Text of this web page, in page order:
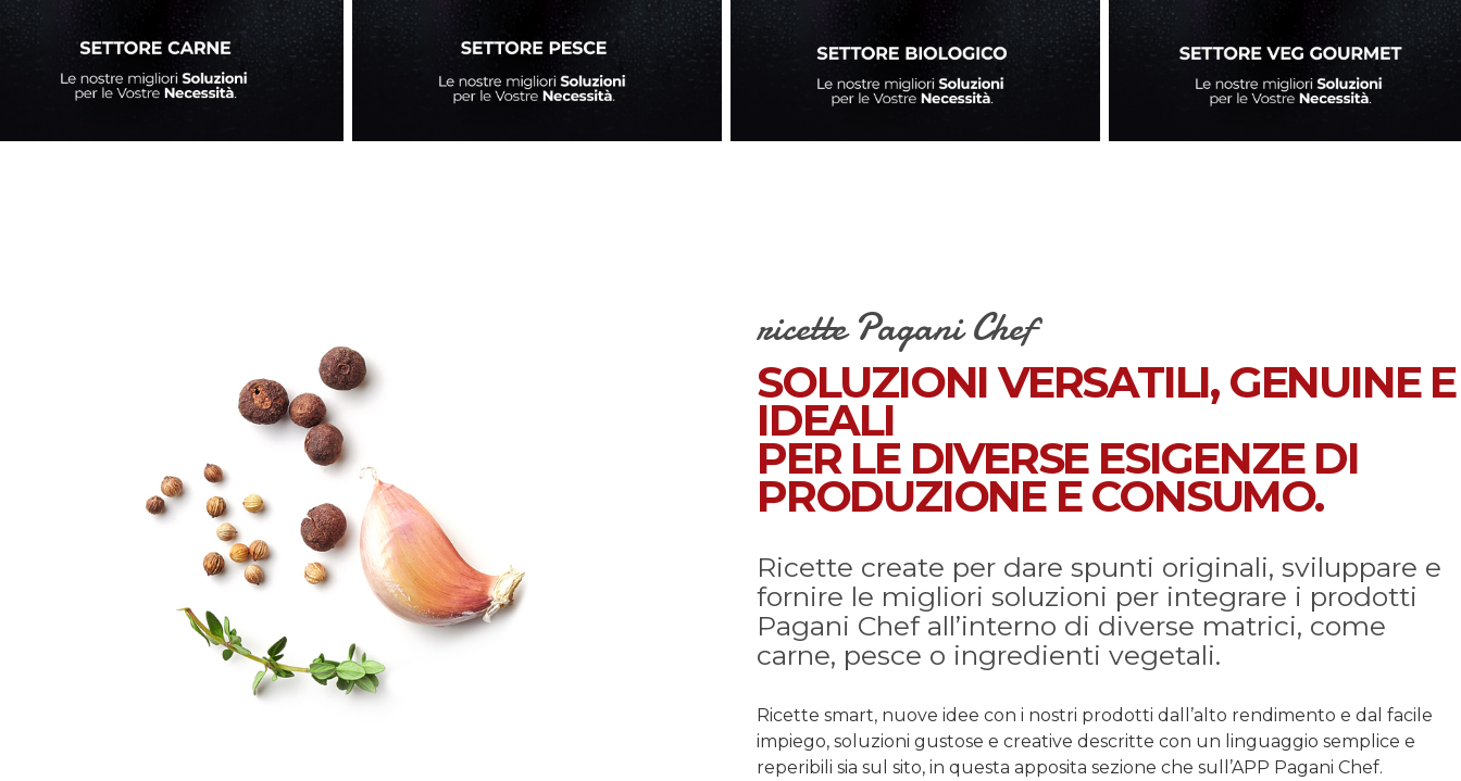
ricette Pagani Chef
SOLUZIONI VERSATILI, GENUINE E
IDEALI
PER LE DIVERSE ESIGENZE DI
PRODUZIONE E CONSUMO.
Ricette create per dare spunti originali, sviluppare e
fornire le migliori soluzioni per integrare i prodotti
Pagani Chef all’interno di diverse matrici, come
carne, pesce o ingredienti vegetali.
Ricette smart, nuove idee con i nostri prodotti dall’alto rendimento e dal facile
impiego, soluzioni gustose e creative descritte con un linguaggio semplice e
reperibili sia sul sito, in questa apposita sezione che sull’APP Pagani Chef.